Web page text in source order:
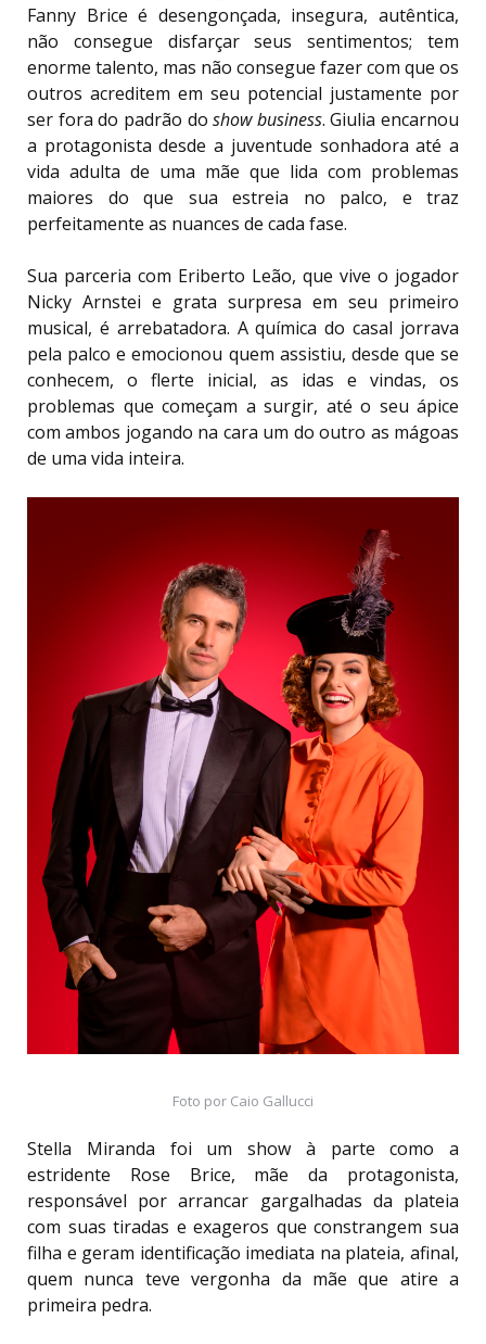
Fanny Brice é desengonçada, insegura, autêntica,
não consegue disfarçar seus sentimentos; tem
enorme talento, mas não consegue fazer com que os
outros acreditem em seu potencial justamente por
ser fora do padrão doshow business. Giulia encarnou
a protagonista desde a juventude sonhadora até a
vida adulta de uma mãe que lida com problemas
maiores do que sua estreia no palco, e traz
perfeitamente as nuances de cada fase.
Sua parceria com Eriberto Leão, que vive o jogador
Nicky Arnstei e grata surpresa em seu primeiro
musical, é arrebatadora. A química do casal jorrava
pela palco e emocionou quem assistiu, desde que se
conhecem, o flerte inicial, as idas e vindas, os
problemas que começam a surgir, até o seu ápice
com ambos jogando na cara um do outro as mágoas
de uma vida inteira.
Foto por Caio Gallucci
Stella Miranda foi um show à parte como a
estridente Rose Brice, mãe da protagonista,
responsável por arrancar gargalhadas da plateia
com suas tiradas e exageros que constrangem sua
filha e geram identificação imediata na plateia, afinal,
quem nunca teve vergonha da mãe que atire a
primeira pedra.